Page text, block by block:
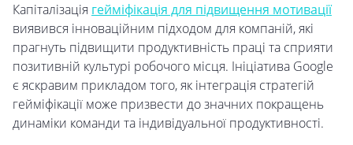
Капіталізація гейміфікація для підвищення мотивації
виявився інноваційним підходом для компаній, які
прагнуть підвищити продуктивність праці та сприяти
позитивній культурі робочого місця. Ініціатива Google
є яскравим прикладом того, як інтеграція стратегій
гейміфікації може призвести до значних покращень
динаміки команди та індивідуальної продуктивності.